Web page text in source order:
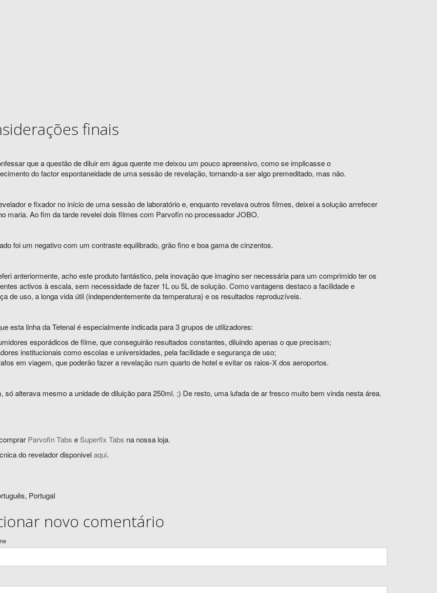
finais
que a questão de diluir em água quente me deixou um pouco apreensivo, como se implicasse o
do factor espontaneidade de uma sessão de revelação, tornando-a ser algo premeditado, mas não.
e fixador no início de uma sessão de laboratório e, enquanto revelava outros filmes, deixei a solução arrefecer
maria. Ao fim da tarde revelei dois filmes com Parvofin no processador JOBO.
foi um negativo com um contraste equilibrado, grão fino e boa gama de cinzentos.
anteriormente, acho este produto fantástico, pela inovação que imagino ser necessária para um comprimido ter os
activos à escala, sem necessidade de fazer 1L ou 5L de solução. Como vantagens destaco a facilidade e
de uso, a longa vida útil (independentemente da temperatura) e os resultados reproduzíveis.
esta linha da Tetenal é especialmente indicada para 3 grupos de utilizadores:
esporádicos de filme, que conseguirão resultados constantes, diluindo apenas o que precisam;
institucionais como escolas e universidades, pela facilidade e segurança de uso;
em viagem, que poderão fazer a revelação num quarto de hotel e evitar os raios-X dos aeroportos.
só alterava mesmo a unidade de diluição para 250ml. ;) De resto, uma lufada de ar fresco muito bem vinda nesta área.
Parvofin Tabs e Superfix Tabs na nossa loja.
do revelador disponivelaqui.
Portugal
novo comentário